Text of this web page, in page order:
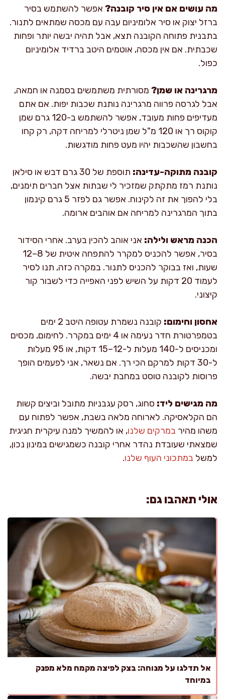
מה עושים אם אין סיר קובנה? אפשר להשתמש בסיר
ברזל יצוק או סיר אלומיניום עבה עם מכסה שמתאים לתנור.
בתבנית פתוחה הקובנה תצא, אבל תהיה יבשה יותר ופחות
שכבתית. אם אין מכסה, אוטמים היטב ברדיד אלומיניום
כפול.
מרגרינה או שמן? מסורתית משתמשים בסמנה או חמאה,
אבל לגרסה פרווה מרגרינה נותנת שכבות יפות. אם אתם
מעדיפים פחות מעובד, אפשר להשתמש ב-120 גרם שמן
קוקוס רך או 120 מ"ל שמן ניטרלי למריחה דקה, רק קחו
בחשבון שהשכבות יהיו מעט פחות מודגשות.
קובנה מתוקה-עדינה:
תוספת של 30 גרם דבש או סילאן
נותנת רמז מתקתק שמזכיר לי שבתות אצל חברים תימנים,
בלי להפוך את זה לקינוח. אפשר גם לפזר 5 גרם קינמון
בתוך המרגרינה למריחה אם אוהבים ארומה.
הכנה מראש ולילה: אני אוהב להכין בערב. אחרי הסידור
בסיר, אפשר להכניס למקרר להתפחה איטית של 8–12
שעות, ואז בבוקר להכניס לתנור. במקרה כזה, תנו לסיר
לעמוד 20 דקות על השיש לפני האפייה כדי לשבור קור
קיצוני.
אחסון וחימום:
קובנה נשמרת עטופה היטב 2 ימים
בטמפרטורת חדר נעימה או 4 ימים במקרר. לחימום, מכסים
ומכניסים ל-140 מעלות ל-12–15 דקות, או 95 מעלות
ל-30 דקות למרקם הכי רך. אם נשאר, אני לפעמים הופך
פרוסות לקובנה טוסט במחבת יבשה.
מה מגישים ליד: סחוג, רסק עגבניות מתובל וביצים קשות
הם הקלאסיקה. לארוחה מלאה בשבת, אפשר לפתוח עם
משהו מהיר במרקים שלנו, או להמשיך למנה עיקרית חגיגית
שמצאתי שעובדת נהדר אחרי קובנה כשמגישים במינון נכון,
למשל במתכוני העוף שלנו.
אולי תאהבו גם:
אל תדלגו על מנוחה: בצק לפיצה מקמח מלא מפנק
במיוחד